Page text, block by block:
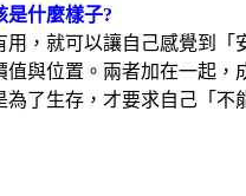
是什麼樣子?
，就可以讓自己感覺到「
與位置。兩者加在一起
了生存，才要求自己「